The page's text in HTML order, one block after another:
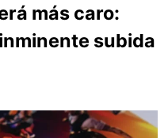
más caro:
subida